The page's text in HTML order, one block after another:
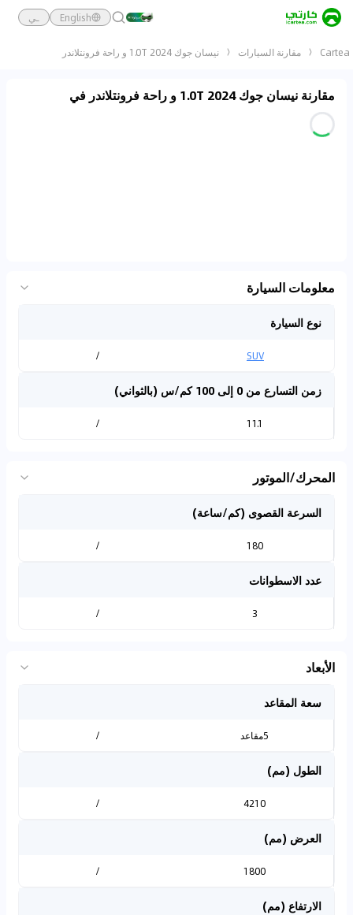
English ـي
Cartea مقارنة السيارات نيسان جوك 2024 1.0T و راحة فرونتلاندر
مقارنة نيسان جوك 2024 1.0T و راحة فرونتلاندر في
معلومات السيارة
نوع السيارة
SUV
/
زمن التسارع من 0 إلى 100 كم/س (بالثواني)
11.1
/
المحرك/الموتور
السرعة القصوى (كم/ساعة)
180
/
عدد الاسطوانات
3
/
الأبعاد
سعة المقاعد
5مقاعد /
الطول (مم)
4210
/
العرض (مم)
1800
/
الارتفاع (مم)